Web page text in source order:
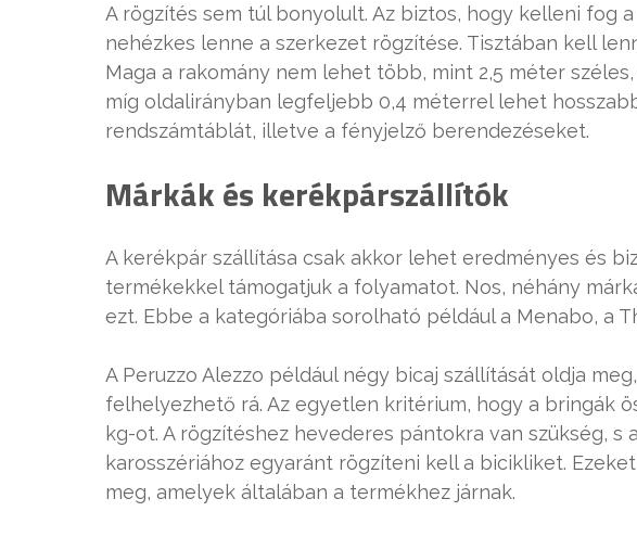
A rögzítés sem túl bonyolult. Az biztos, hogy kelleni fog
nehézkes lenne a szerkezet rögzítése. Tisztában kell
Maga a rakomány nem lehet több, mint 2,5 méter
míg oldalirányban legfeljebb 0,4 méterrel lehet
rendszámtáblát, illetve a fényjelző berendezéseket.
Márkák és kerékpárszállítók
A kerékpár szállítása csak akkor lehet eredményes és
termékekkel támogatjuk a folyamatot. Nos, néhány
ezt. Ebbe a kategóriába sorolható például a Menabo, a
A Peruzzo Alezzo például négy bicaj szállítását oldja
felhelyezhető rá. Az egyetlen kritérium, hogy a bringák
kg-ot. A rögzítéshez hevederes pántokra van szükség, s
karosszériához egyaránt rögzíteni kell a bicikliket.
meg, amelyek általában a termékhez járnak.